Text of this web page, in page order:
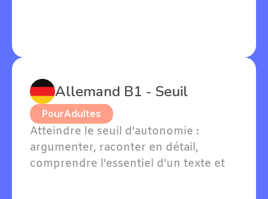
Allemand B1 - Seuil
PourAdultes
Atteindre le seuil d'autonomie :
argumenter, raconter en détail,
comprendre l'essentiel d'un texte et